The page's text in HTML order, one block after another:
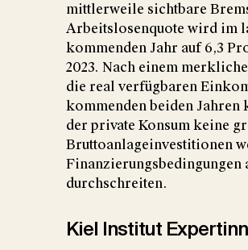
mittlerweile sichtbare
Arbeitslosenquote wird im
kommenden Jahr auf 6,3
2023. Nach einem
die real verfügbaren
kommenden beiden Jahren
der private Konsum keine
Bruttoanlageinvestitionen
durchschreiten.
Kiel Institut